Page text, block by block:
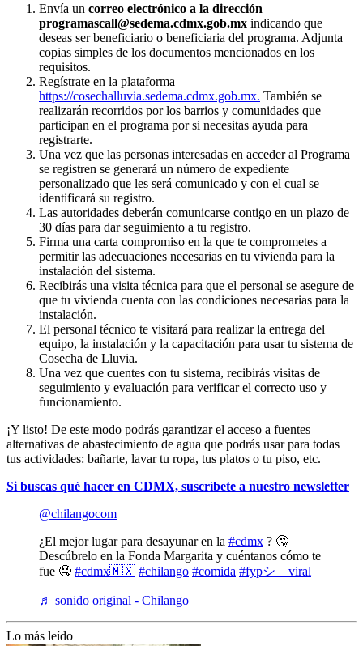
Envía un correo electrónico a la dirección
programascall@sedema.cdmx.gob.mx indicando que
deseas ser beneficiario o beneficiaria del programa. Adjunta
copias simples de los documentos mencionados en los
requisitos.
Regístrate en la plataforma
https://cosechalluvia.sedema.cdmx.gob.mx. También se
realizarán recorridos por los barrios y comunidades que
participan en el programa por si necesitas ayuda para
registrarte.
Una vez que las personas interesadas en acceder al Programa
se registren se generará un número de expediente
personalizado que les será comunicado y con el cual se
identificará su registro.
Las autoridades deberán comunicarse contigo en un plazo de
30 días para dar seguimiento a tu registro.
Firma una carta compromiso en la que te comprometes a
permitir las adecuaciones necesarias en tu vivienda para la
instalación del sistema.
Recibirás una visita técnica para que el personal se asegure de
que tu vivienda cuenta con las condiciones necesarias para la
instalación.
El personal técnico te visitará para realizar la entrega del
equipo, la instalación y la capacitación para usar tu sistema de
Cosecha de Lluvia.
Una vez que cuentes con tu sistema, recibirás visitas de
seguimiento y evaluación para verificar el correcto uso y
funcionamiento.
¡Y listo! De este modo podrás garantizar el acceso a fuentes
alternativas de abastecimiento de agua que podrás usar para todas
tus actividades: bañarte, lavar tu ropa, tus platos o tu piso, etc.
Si buscas qué hacer en CDMX, suscríbete a nuestro newsletter
@chilangocom
¿El mejor lugar para desayunar en la #cdmx ? 🤔
Descúbrelo en la Fonda Margarita y cuéntanos cómo te
fue 🤤 #cdmx🇲🇽 #chilango #comida #fypシ゚viral
♬ sonido original - Chilango
Lo más leído